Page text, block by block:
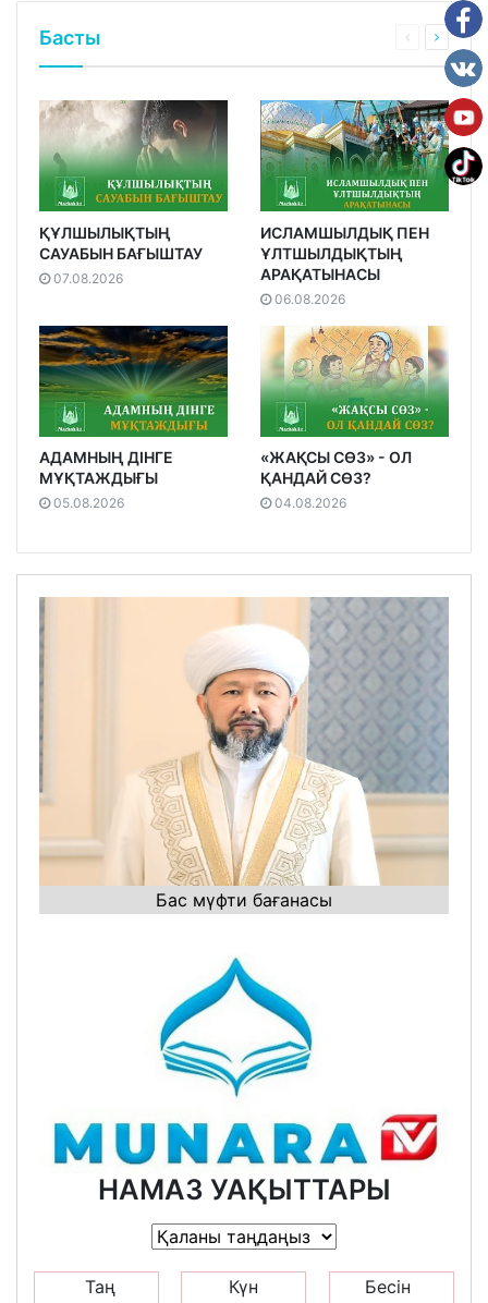
Басты
ҚҰЛШЫЛЫҚТЫҢ
САУАБЫН БАҒЫШТАУ
07.08.2026
ИСЛАМШЫЛДЫҚ ПЕН
ҰЛТШЫЛДЫҚТЫҢ
АРАҚАТЫНАСЫ
06.08.2026
АДАМНЫҢ ДІНГЕ
МҰҚТАЖДЫҒЫ
05.08.2026
«ЖАҚСЫ СӨЗ» - ОЛ
ҚАНДАЙ СӨЗ?
04.08.2026
Бас мүфти бағанасы
НАМАЗ УАҚЫТТАРЫ
Таң Күн Бесін